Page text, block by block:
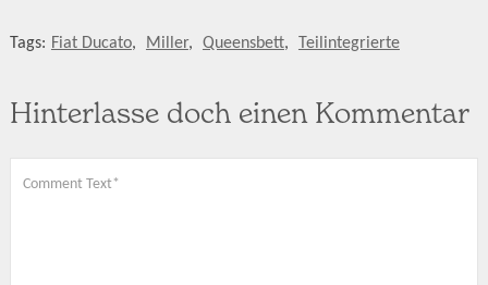
Tags: Fiat Ducato, Miller, Queensbett, Teilintegrierte
Hinterlasse doch einen Kommentar